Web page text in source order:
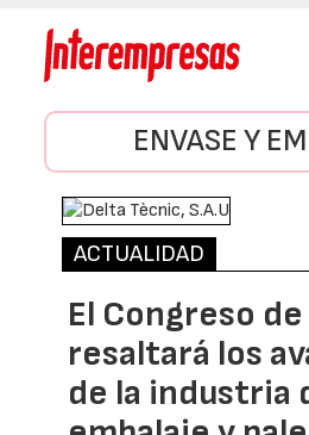
ENVASE Y
ACTUALIDAD
El Congreso
resaltará los
de la industria